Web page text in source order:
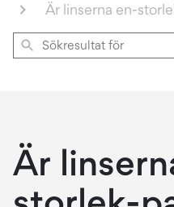
Är linserna en-
Sökresultat
Är